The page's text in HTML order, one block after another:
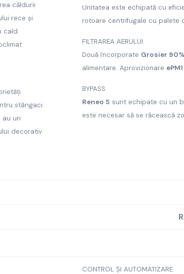
căldurii
rece și
cald.
stângaci.
au un
decorativ
Unitatea este echipată cu
rotoare centrifugale cu palete
FILTRAREA AERULUI
Două încorporate Grosier
alimentare. Aprovizionare
BYPASS
Reneo S sunt echipate cu un
este necesar să se răcească
CONTROL ȘI AUTOMATIZARE